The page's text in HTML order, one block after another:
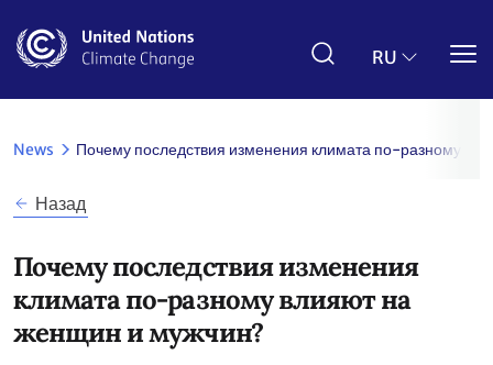
основному
RU
News Почему последствия изменения климата по-разному
Назад
Почему последствия изменения
климата по-разному влияют на
женщин и мужчин?